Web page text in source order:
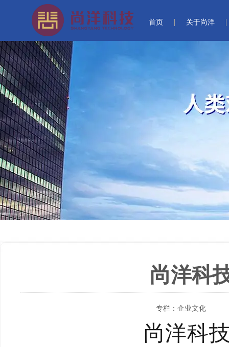
首页 关于尚洋
尚洋科
专栏： 企业文化
尚洋科